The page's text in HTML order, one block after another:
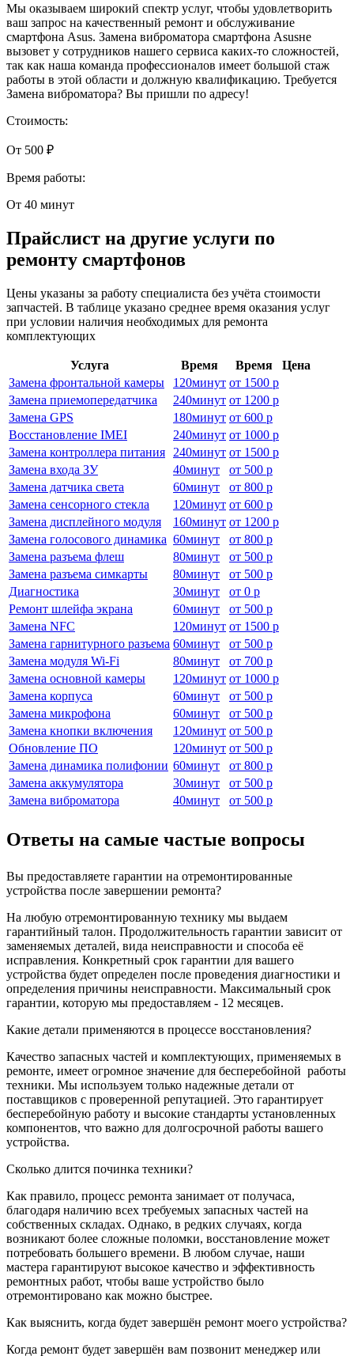
Мы оказываем широкий спектр услуг, чтобы удовлетворить
ваш запрос на качественный ремонт и обслуживание
смартфона Asus. Замена виброматора смартфона Asusне
вызовет у сотрудников нашего сервиса каких-то сложностей,
так как наша команда профессионалов имеет большой стаж
работы в этой области и должную квалификацию. Требуется
Замена виброматора? Вы пришли по адресу!
Стоимость:
От 500 ₽
Время работы:
От 40 минут
Прайслист на другие услуги по
ремонту смартфонов
Цены указаны за работу специалиста без учёта стоимости
запчастей. В таблице указано среднее время оказания услуг
при условии наличия необходимых для ремонта
комплектующих
Услуга Время Время
Цена
Замена фронтальной камеры
120минут от 1500 р
Замена приемопередатчика
240минут от 1200 р
Замена GPS
180минут от 600 р
Восстановление IMEI
240минут от 1000 р
Замена контроллера питания
240минут от 1500 р
Замена входа ЗУ
40минут от 500 р
Замена датчика света
60минут от 800 р
Замена сенсорного стекла
120минут от 600 р
Замена дисплейного модуля
160минут от 1200 р
Замена голосового динамика 60минут от 800 р
Замена разъема флеш
80минут от 500 р
Замена разъема симкарты
80минут от 500 р
Диагностика
30минут от 0 р
Ремонт шлейфа экрана
60минут от 500 р
Замена NFC
120минут от 1500 р
Замена гарнитурного разъема 60минут от 500 р
Замена модуля Wi-Fi
80минут от 700 р
Замена основной камеры
120минут от 1000 р
Замена корпуса
60минут от 500 р
Замена микрофона
60минут от 500 р
Замена кнопки включения
120минут от 500 р
Обновление ПО
120минут от 500 р
Замена динамика полифонии 60минут от 800 р
Замена аккумулятора
30минут от 500 р
Замена виброматора
40минут от 500 р
Ответы на самые частые вопросы
Вы предоставляете гарантии на отремонтированные
устройства после завершении ремонта?
На любую отремонтированную технику мы выдаем
гарантийный талон. Продолжительность гарантии зависит от
заменяемых деталей, вида неисправности и способа её
исправления. Конкретный срок гарантии для вашего
устройства будет определен после проведения диагностики и
определения причины неисправности. Максимальный срок
гарантии, которую мы предоставляем - 12 месяцев.
Какие детали применяются в процессе восстановления?
Качество запасных частей и комплектующих, применяемых в
ремонте, имеет огромное значение для бесперебойной работы
техники. Мы используем только надежные детали от
поставщиков с проверенной репутацией. Это гарантирует
бесперебойную работу и высокие стандарты установленных
компонентов, что важно для долгосрочной работы вашего
устройства.
Сколько длится починка техники?
Как правило, процесс ремонта занимает от получаса,
благодаря наличию всех требуемых запасных частей на
собственных складах. Однако, в редких случаях, когда
возникают более сложные поломки, восстановление может
потребовать большего времени. В любом случае, наши
мастера гарантируют высокое качество и эффективность
ремонтных работ, чтобы ваше устройство было
отремонтировано как можно быстрее.
Как выяснить, когда будет завершён ремонт моего устройства?
Когда ремонт будет завершён вам позвонит менеджер или